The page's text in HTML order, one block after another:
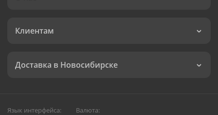
Клиентам
Доставка в Новосибирске
Язык интерфейса: Валюта: